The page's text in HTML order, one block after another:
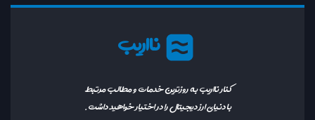
نااریب
کنار نااریب به روزترین خدمات و مطالب مرتبط
با دنیای ارز دیجیتال را در اختیار خواهید داشت.